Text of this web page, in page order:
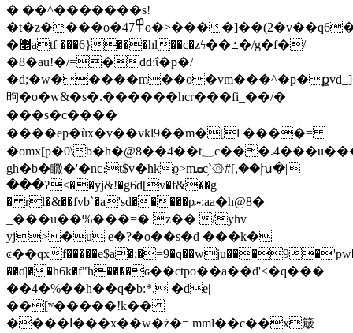
� ��^�������s!
�t�z����o�߾47o�>����]��(2�v��q6����d���
�޵atf ���6}���hl��c�zϟ��ߑ�/g�f�/
�8�au!�/=�dd:ΐ�p�/
㽛�o�w&�s�.������hcr���fi_��/�
���s�c����
����ep�ùх�v��vkl9��m�[l ����=
�omx[p�0\b�h�@8��4��t؁c���.4���u���nd�}
gh�b�矀�'�nc։t$v�hkϱ>mܩc̦`۞#[,��խ�|
���ʔ<��yj&!�g6d[v�f&��g
� rl�&��fvb`�a'sd�����pޔ:aa�h@8�
_���u��%���=� z�� /yhv
yj>�u e�?�o��s�d ���k�|
ͼ��qxf�����e$a�:�=9�q��wju���9
��ɗ|��h6k�f"h����ԍ��ctpo��a��d'<�q���
��4�%��h��q�b:*. �de|
��[ʷ�����!k��
����ߊ���x��w�ż�= mml��c��x簸